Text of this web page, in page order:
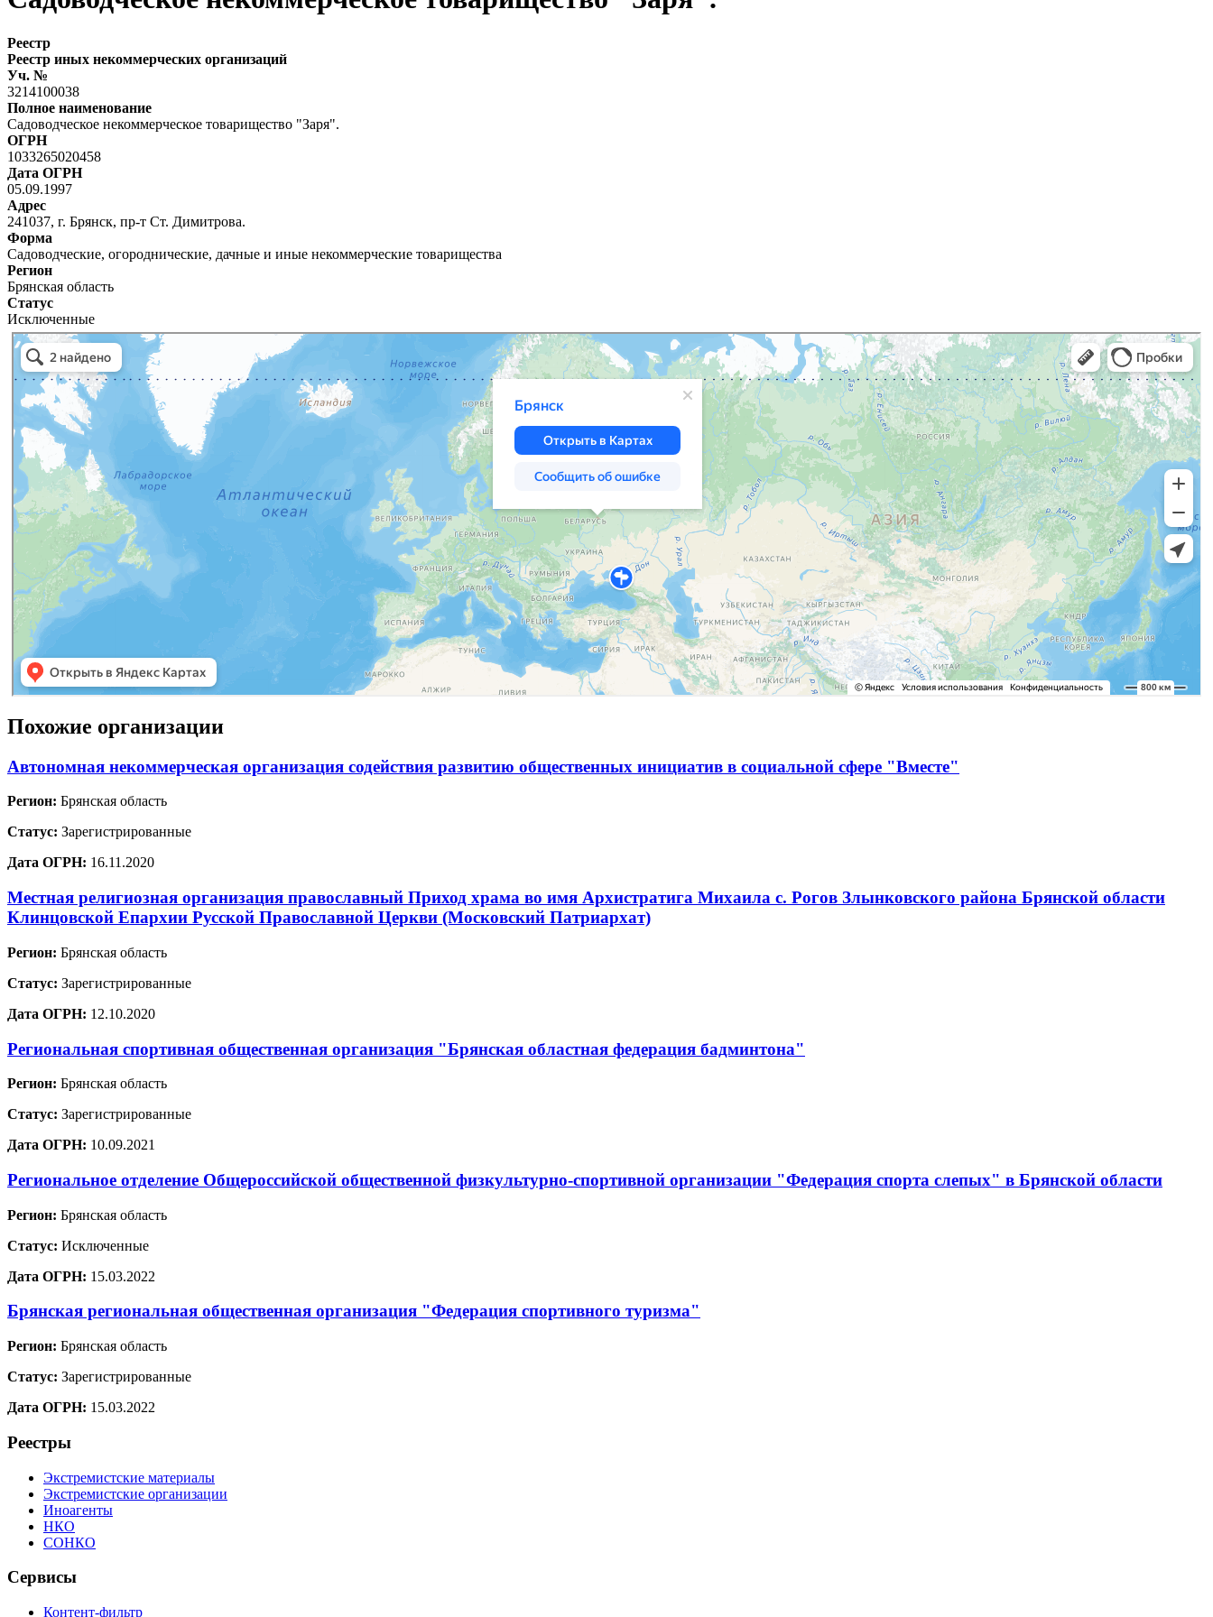
Реестр
Реестр иных некоммерческих организаций
Уч. №
3214100038
Полное наименование
Садоводческое некоммерческое товарищество "Заря".
ОГРН
1033265020458
Дата ОГРН
05.09.1997
Адрес
241037, г. Брянск, пр-т Ст. Димитрова.
Форма
Садоводческие, огороднические, дачные и иные некоммерческие товарищества
Регион
Брянская область
Статус
Исключенные
Похожие организации
Автономная некоммерческая организация содействия развитию общественных инициатив в социальной сфере "Вместе"
Регион: Брянская область
Статус: Зарегистрированные
Дата ОГРН: 16.11.2020
Местная религиозная организация православный Приход храма во имя Архистратига Михаила с. Рогов Злынковского района Брянской области
Клинцовской Епархии Русской Православной Церкви (Московский Патриархат)
Регион: Брянская область
Статус: Зарегистрированные
Дата ОГРН: 12.10.2020
Региональная спортивная общественная организация "Брянская областная федерация бадминтона"
Регион: Брянская область
Статус: Зарегистрированные
Дата ОГРН: 10.09.2021
Региональное отделение Общероссийской общественной физкультурно-спортивной организации "Федерация спорта слепых" в Брянской области
Регион: Брянская область
Статус: Исключенные
Дата ОГРН: 15.03.2022
Брянская региональная общественная организация "Федерация спортивного туризма"
Регион: Брянская область
Статус: Зарегистрированные
Дата ОГРН: 15.03.2022
Реестры
Экстремистские материалы
Экстремистские организации
Иноагенты
НКО
СОНКО
Сервисы
Контент-фильтр